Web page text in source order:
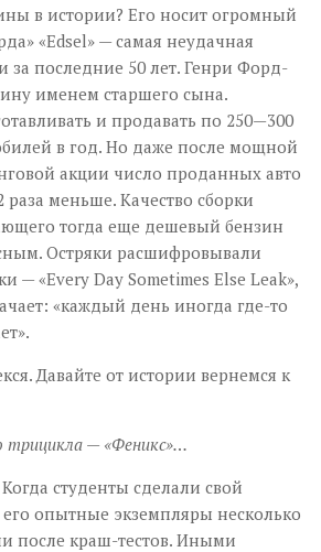
в истории? Его носит огромный
«Edsel» — самая неудачная
за последние 50 лет. Генри Форд-
именем старшего сына.
и продавать по 250—300
в год. Но даже после мощной
акции число проданных авто
раза меньше. Качество сборки
тогда еще дешевый бензин
Остряки расшифровывали
— «Every Day Sometimes Else Leak»,
«каждый день иногда где-то
Давайте от истории вернемся к
трицикла — «Феникс»…
студенты сделали свой
опытные экземпляры несколько
после краш-тестов. Иными